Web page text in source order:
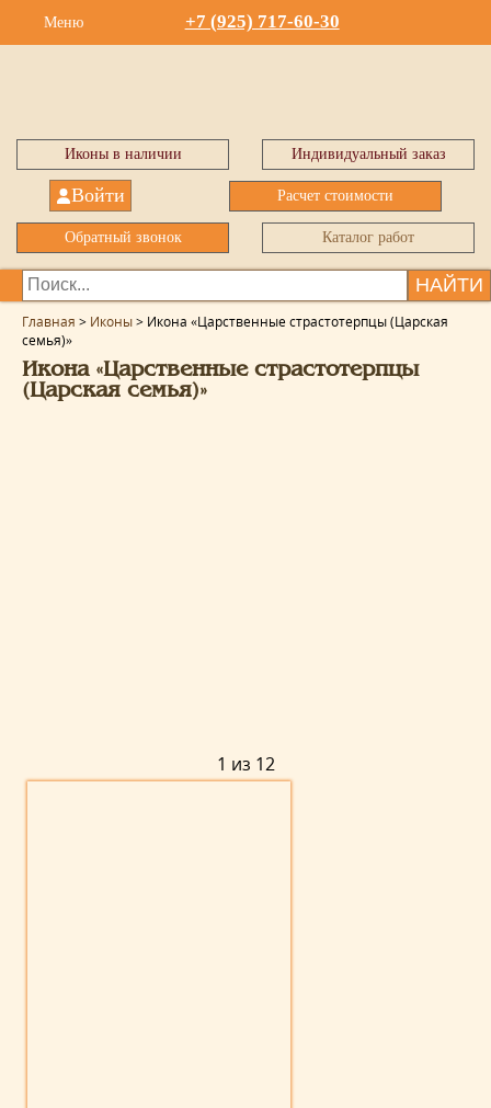
Меню +7 (925) 717-60-30
Иконы в наличии Индивидуальный заказ
Войти Расчет стоимости
Обратный звонок Каталог работ
НАЙТИ
Главная > Иконы> Икона «Царственные страстотерпцы (Царская
семья)»
Икона «Царственные страстотерпцы
(Царская семья)»
1 из 12